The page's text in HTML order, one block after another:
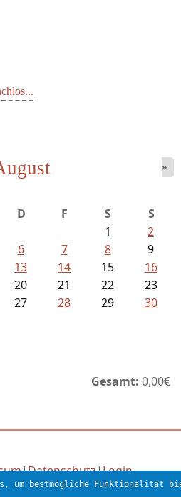
»
D F S
S
1
2
6 7 8
9
13 14 15
16
20 21 22
23
27 28 29
30
Gesamt: 0,00€
|Datenschutz|Login
um bestmögliche Funktionalität